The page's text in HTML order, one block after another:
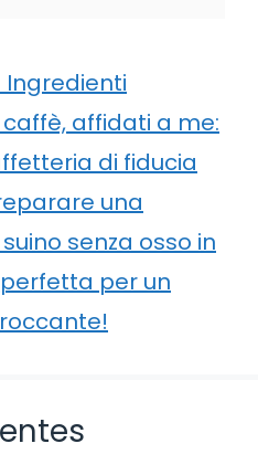
Ingredienti
affidati a me:
di fiducia
una
senza osso in
per un